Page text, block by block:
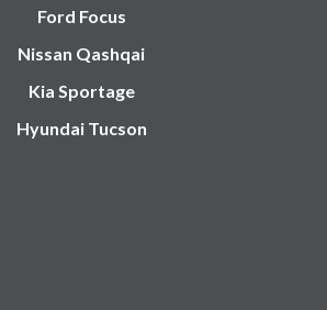
Ford Focus
Nissan Qashqai
Kia Sportage
Hyundai Tucson